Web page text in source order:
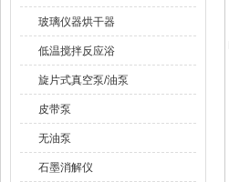
玻璃仪器烘干器
低温搅拌反应浴
旋片式真空泵/油泵
皮带泵
无油泵
石墨消解仪